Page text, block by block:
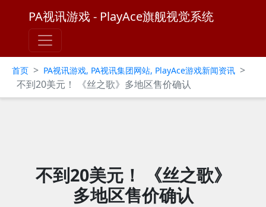
PA视讯游戏 - PlayAce旗舰视觉系统
首页 > PA视讯游戏, PA视讯集团网站, PlayAce游戏新闻资讯 >
不到20美元！ 《丝之歌》多地区售价确认
不到20美元！ 《丝之歌》
多地区售价确认